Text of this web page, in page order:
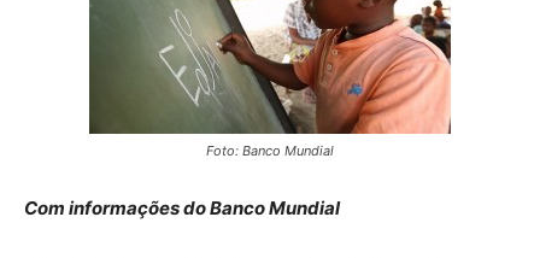
Foto: Banco Mundial
Com informações do Banco Mundial